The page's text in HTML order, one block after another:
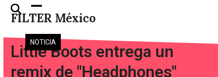
Skip
FILTER México
Open
mobile
menu
Close
mobile
menu
NOTICIA
Little Boots entrega un
remix de "Headphones"